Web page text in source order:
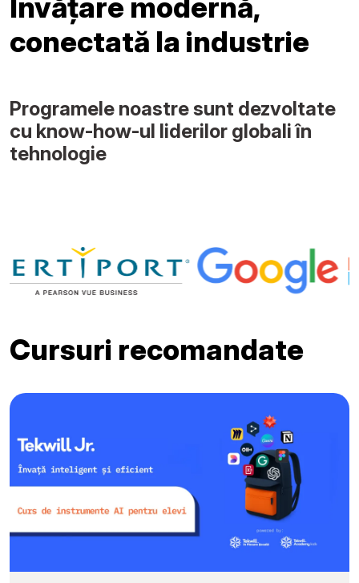
Învățare modernă,
conectată la industrie
Programele noastre sunt dezvoltate
cu know-how-ul liderilor globali în
tehnologie
Cursuri recomandate